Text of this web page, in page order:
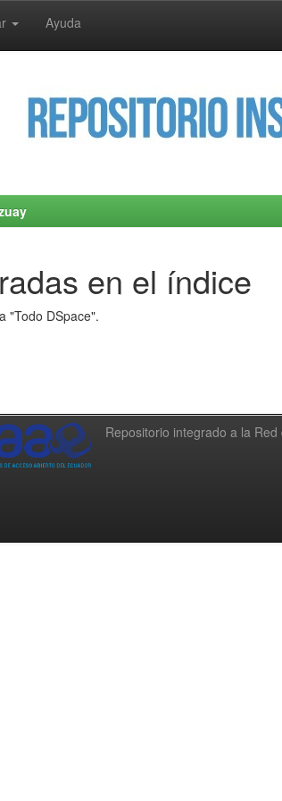
Ayuda
en el índice
"Todo DSpace".
Repositorio integrado a la